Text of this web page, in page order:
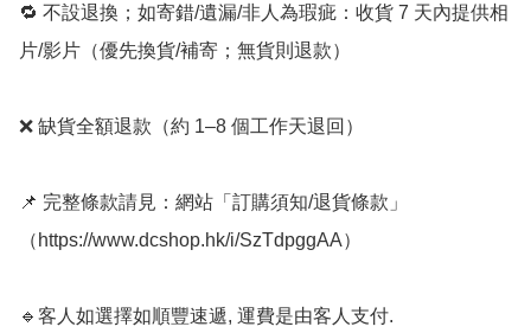
🔁 不設退換；如寄錯/遺漏/非人為瑕疵：收貨 7 天內提供相
片/影片（優先換貨/補寄；無貨則退款）
❌ 缺貨全額退款（約 1–8 個工作天退回）
📌 完整條款請見：網站「訂購須知/退貨條款」
（https://www.dcshop.hk/i/SzTdpggAA）
🔹客人如選擇如順豐速遞, 運費是由客人支付.